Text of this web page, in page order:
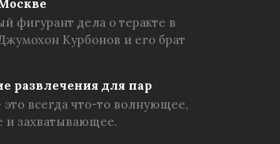
фигурант дела о теракте в
Курбонов и его брат
развлечения для пар
всегда что-то волнующее,
и захватывающее.